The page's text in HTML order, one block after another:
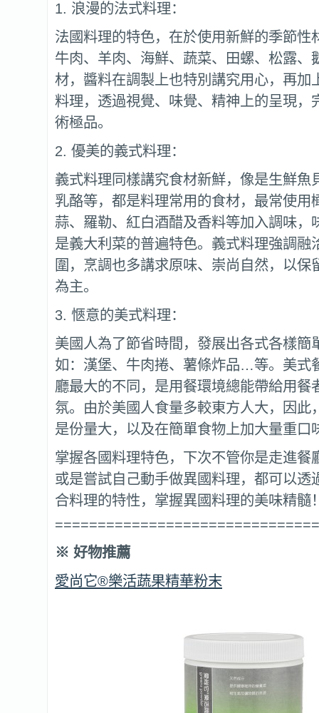
1. 浪漫的法式料理：
法國料理的特色，在於使用新鮮的季節性
牛肉、羊肉、海鮮、蔬菜、田螺、松露、
材，醬料在調製上也特別講究用心，再加
料理，透過視覺、味覺、精神上的呈現，
術極品。
2. 優美的義式料理：
義式料理同樣講究食材新鮮，像是生鮮魚
乳酪等，都是料理常用的食材，最常使用
蒜、羅勒、紅白酒醋及香料等加入調味，
是義大利菜的普遍特色。義式料理強調融
圍，烹調也多講求原味、崇尚自然，以保
為主。
3. 愜意的美式料理：
美國人為了節省時間，發展出各式各樣簡
如：漢堡、牛肉捲、薯條炸品…等。美式
廳最大的不同，是用餐環境總能帶給用餐
氛。由於美國人食量多較東方人大，因此
是份量大，以及在簡單食物上加大量重口
掌握各國料理特色，下次不管你是走進餐
或是嘗試自己動手做異國料理，都可以透
合料理的特性，掌握異國料理的美味精髓
※ 好物推薦
愛尚它®樂活蔬果精華粉末